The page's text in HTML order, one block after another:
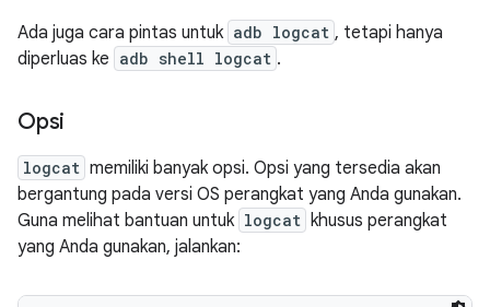
Ada juga cara pintas untuk adb logcat , tetapi hanya
diperluas ke adb shell logcat .
Opsi
logcat memiliki banyak opsi. Opsi yang tersedia akan
bergantung pada versi OS perangkat yang Anda gunakan.
Guna melihat bantuan untuk logcat khusus perangkat
yang Anda gunakan, jalankan: